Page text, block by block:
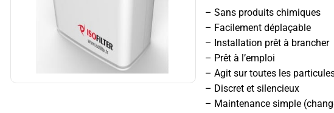
– Sans produits chimiques
– Facilement déplaçable
– Installation prêt à brancher
– Prêt à l’emploi
– Agit sur toutes les
– Discret et silencieux
– Maintenance simple